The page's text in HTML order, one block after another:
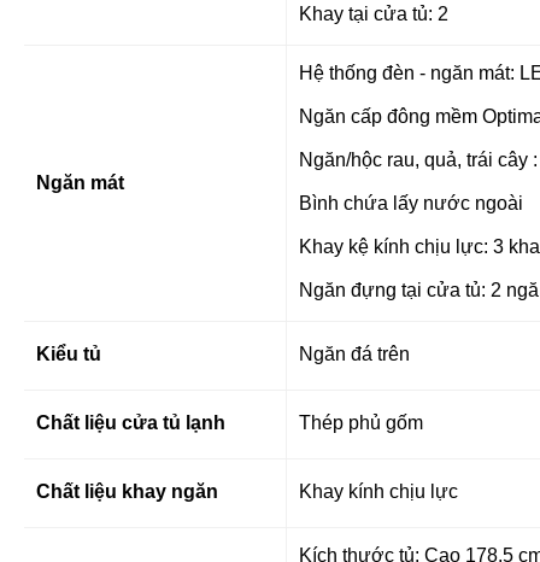
Khay tại cửa tủ: 2
Ngăn mát
Hệ thống đèn - ngăn mát:
Ngăn cấp đông mềm
Ngăn/hộc rau, quả, trái cây
Bình chứa lấy nước ngoài
Khay kệ kính chịu lực: 3
Ngăn đựng tại cửa tủ: 2
Kiểu tủ Ngăn đá trên
Chất liệu cửa tủ lạnh Thép phủ gốm
Chất liệu khay ngăn Khay kính chịu lực
Kích thước tủ: Cao 178.5